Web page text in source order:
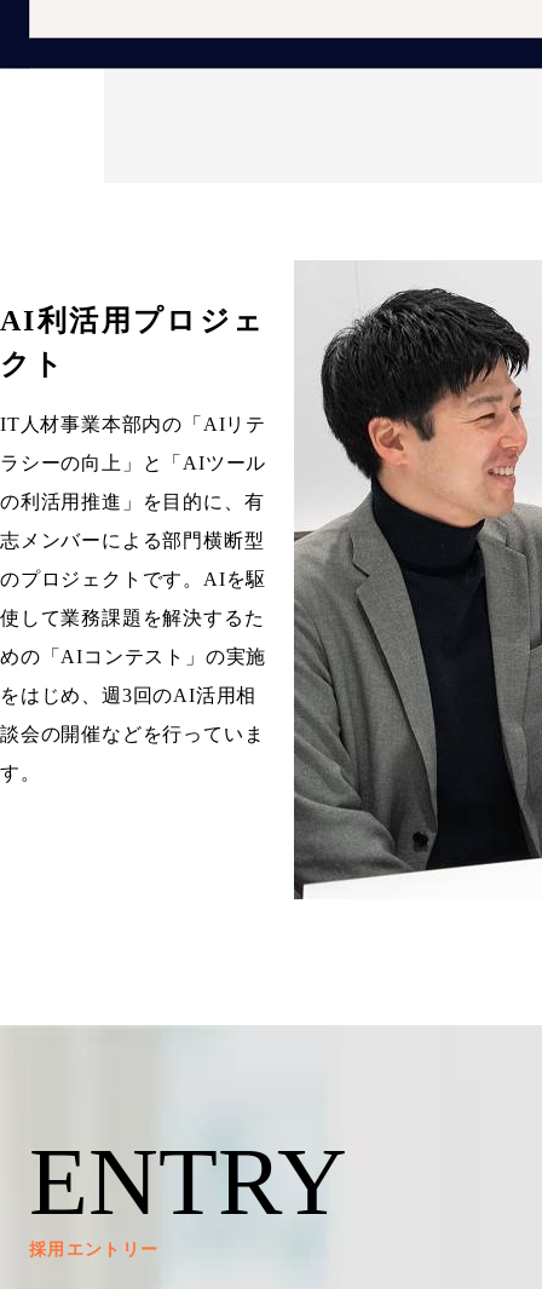
AI利活用プロジェ
クト
IT人材事業本部内の「AIリテ
ラシーの向上」と「AIツール
の利活用推進」を目的に、有
志メンバーによる部門横断型
のプロジェクトです。AIを駆
使して業務課題を解決するた
めの「AIコンテスト」の実施
をはじめ、週3回のAI活用相
談会の開催などを行っていま
す。
採用エントリー
ENTRY